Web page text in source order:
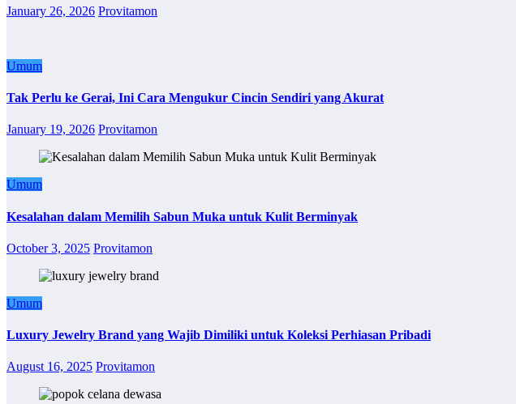
January 26, 2026 Provitamon
Umum
Tak Perlu ke Gerai, Ini Cara Mengukur Cincin Sendiri yang Akurat
January 19, 2026 Provitamon
Umum
Kesalahan dalam Memilih Sabun Muka untuk Kulit Berminyak
October 3, 2025 Provitamon
Umum
Luxury Jewelry Brand yang Wajib Dimiliki untuk Koleksi Perhiasan Pribadi
August 16, 2025 Provitamon